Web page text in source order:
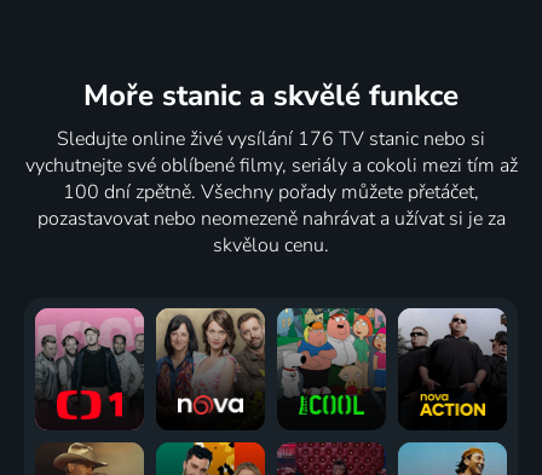
Moře stanic a skvělé funkce
Sledujte online živé vysílání 176 TV stanic nebo si
vychutnejte své oblíbené filmy, seriály a cokoli mezi tím až
100 dní zpětně. Všechny pořady můžete přetáčet,
pozastavovat nebo neomezeně nahrávat a užívat si je za
skvělou cenu.